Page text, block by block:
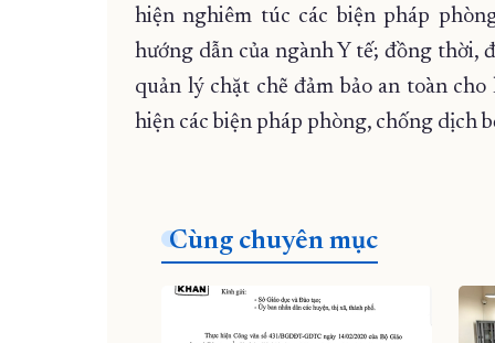
hiện nghiêm túc các biện pháp
hướng dẫn của ngành Y tế; đồng thời,
quản lý chặt chẽ đảm bảo an toàn
hiện các biện pháp phòng, chống dịch
Cùng chuyên mục